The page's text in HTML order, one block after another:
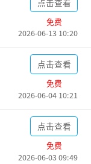
点击查看
免费
2026-06-13 10:20
点击查看
免费
2026-06-04 10:21
点击查看
免费
2026-06-03 09:49